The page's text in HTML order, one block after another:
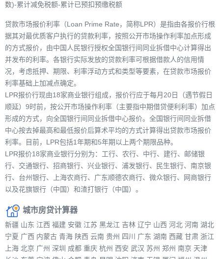
数)-累计减免税额-累计已预扣预缴税额
贷款市场报价利率（Loan Prime Rate，简称LPR）是指由各报价行根
据其对最优质客户执行的贷款利率，按照公开市场操作利率加点形成
的方式报价，由中国人民银行授权全国银行间同业拆借中心计算得出
并发布的利率。各银行实际发放的贷款利率可根据借款人的信用情
况，考虑抵押、期限、利率浮动方式和类型等要素，在贷款市场报价
利率基础上加减点确定。
LPR报价行现由18家商业银行组成，报价行应于每月20日（遇节假日
顺延）9时前，按公开市场操作利率（主要指中期借贷便利利率）加点
形成的方式，向全国银行间同业拆借中心报价。全国银行间同业拆借
中心按去掉最高和最低报价后算术平均的方式计算得出贷款市场报价
利率。目前，LPR包括1年期和5年期以上两个期限品种。
LPR报价18家商业银行分别为：工行、农行、中行、建行、邮储银
行、交通银行、招商银行、兴业银行、浦发银行、民生银行、南京银
行、台州银行、上海农商行、广东顺德农商行、微众银行、网商银行
以及花旗银行（中国）和渣打银行（中国）。
城市房贷计算器
新疆 山东 江西 福建 安徽 江苏 黑龙江 吉林 辽宁 山西 河北 河南 湖北
宁夏 广西 内蒙古 青海 陕西 云南 贵州 四川 广东 湖南 西藏 甘肃 浙江
上海 北京 广州 深圳 成都 重庆 杭州 西安 武汉 苏州 郑州 南京 天津